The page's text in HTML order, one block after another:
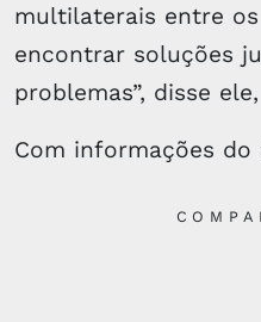
multilaterais entre
encontrar soluções
problemas”, disse
Com informações do